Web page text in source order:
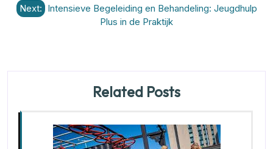
Next: Intensieve Begeleiding en Behandeling: Jeugdhulp
Plus in de Praktijk
Related Posts